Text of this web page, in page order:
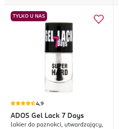
TYLKO U NAS
4,9
ADOS Gel Lack 7 Days
lakier do paznokci, utwardzający,